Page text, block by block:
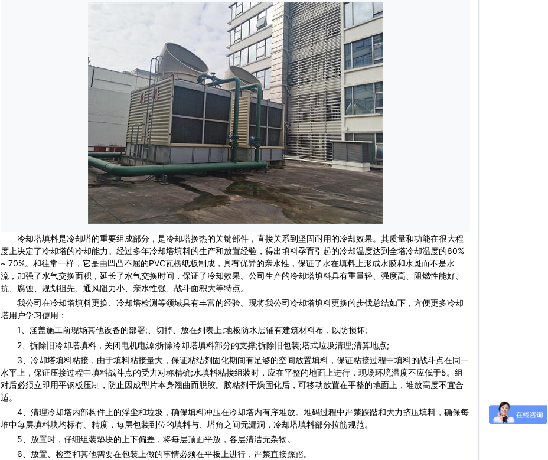
冷却塔填料是冷却塔的重要组成部分，是冷却塔换热的关键部件，直接关系到坚固耐用的冷却效果。其质量和功能在很大程
度上决定了冷却塔的冷却能力。经过多年冷却塔填料的生产和放置经验，得出填料孕育引起的冷却温度达到全塔冷却温度的60%
~ 70%。和往常一样，它是由凹凸不屈的PVC瓦楞纸板制成，具有优异的亲水性，保证了水在填料上形成水膜和水斑而不是水
流，加强了水气交换面积，延长了水气交换时间，保证了冷却效果。公司生产的冷却塔填料具有重量轻、强度高、阻燃性能好、
抗、腐蚀、规划祖先、通风阻力小、亲水性强、战斗面积大等特点。
我公司在冷却塔填料更换、冷却塔检测等领域具有丰富的经验。现将我公司冷却塔填料更换的步伐总结如下，方便更多冷却
塔用户学习使用：
1、涵盖施工前现场其他设备的部署;、切掉、放在列表上;地板防水层铺有建筑材料布，以防损坏;
2、拆除旧冷却塔填料，关闭电机电源;拆除冷却塔填料部分的支撑;拆除旧包装;塔式垃圾清理;清算地点;
3、冷却塔填料粘接，由于填料粘接量大，保证粘结剂固化期间有足够的空间放置填料，保证粘接过程中填料的战斗点在同一
水平上，保证压接过程中填料战斗点的受力对称精确;水填料粘接组装时，应在平整的地面上进行，现场环境温度不应低于5。组
对后必须立即用平钢板压制，防止因成型片本身翘曲而脱胶。胶粘剂干燥固化后，可移动放置在平整的地面上，堆放高度不宜合
适。
4、清理冷却塔内部构件上的浮尘和垃圾，确保填料冲压在冷却塔内有序堆放。堆码过程中严禁踩踏和大力挤压填料，确保每
堆中每层填料块均标有、精度，每层包装到位的填料与、塔角之间无漏洞，冷却塔填料部分拉筋规范。
5、放置时，仔细组装垫块的上下偏差，将每层顶面平放，各层清洁无杂物。
6、放置、检查和其他需要在包装上做的事情必须在平板上进行，严禁直接踩踏。